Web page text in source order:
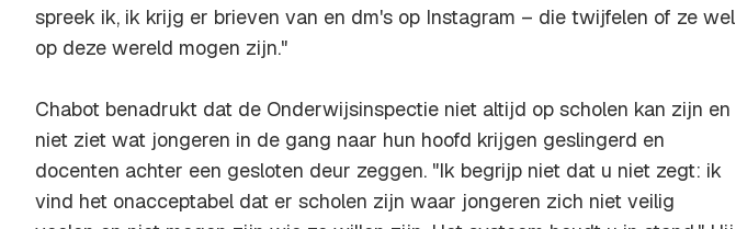
spreek ik, ik krijg er brieven van en dm's op Instagram – die twijfelen of ze wel
op deze wereld mogen zijn."
Chabot benadrukt dat de Onderwijsinspectie niet altijd op scholen kan zijn en
niet ziet wat jongeren in de gang naar hun hoofd krijgen geslingerd en
docenten achter een gesloten deur zeggen. "Ik begrijp niet dat u niet zegt: ik
vind het onacceptabel dat er scholen zijn waar jongeren zich niet veilig